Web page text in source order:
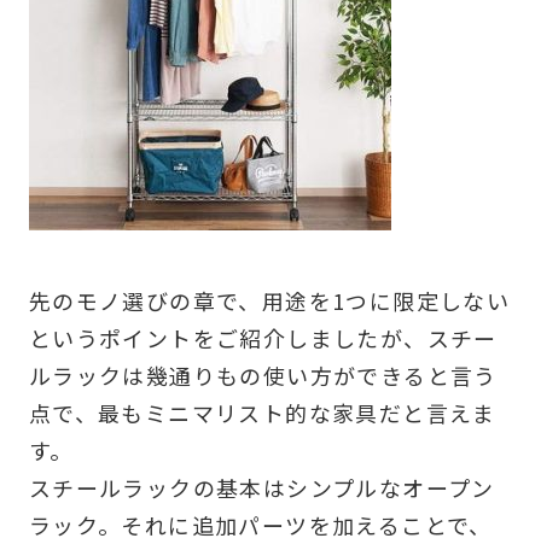
先のモノ選びの章で、用途を1つに限定しない
というポイントをご紹介しましたが、スチー
ルラックは幾通りもの使い方ができると言う
点で、最もミニマリスト的な家具だと言えま
す。
スチールラックの基本はシンプルなオープン
ラック。それに追加パーツを加えることで、